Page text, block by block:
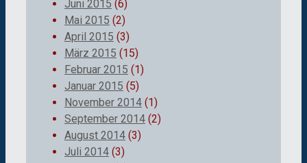
Juni 2015 (6)
Mai 2015 (2)
April 2015 (3)
März 2015 (15)
Februar 2015 (1)
Januar 2015 (5)
November 2014 (1)
September 2014 (2)
August 2014 (3)
Juli 2014 (3)